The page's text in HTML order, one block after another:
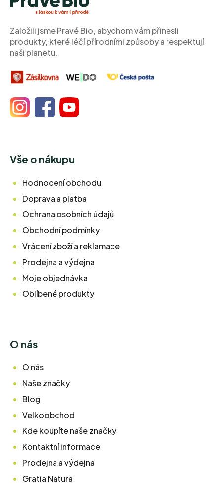
Založili jsme Pravé Bio, abychom vám přinesli
produkty, které léčí přírodními způsoby a respektují
naši planetu.
Vše o nákupu
Hodnocení obchodu
Doprava a platba
Ochrana osobních údajů
Obchodní podmínky
Vrácení zboží a reklamace
Prodejna a výdejna
Moje objednávka
Oblíbené produkty
O nás
O nás
Naše značky
Blog
Velkoobchod
Kde koupíte naše značky
Kontaktní informace
Prodejna a výdejna
Gratia Natura